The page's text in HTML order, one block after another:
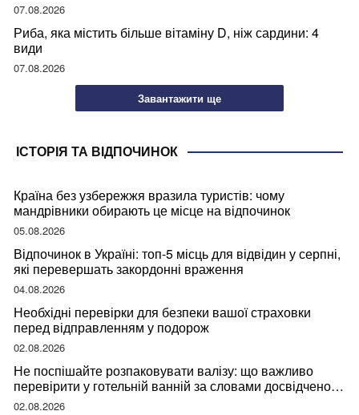
07.08.2026
Риба, яка містить більше вітаміну D, ніж сардини: 4
види
07.08.2026
Завантажити ще
ІСТОРІЯ ТА ВІДПОЧИНОК
Країна без узбережжя вразила туристів: чому
мандрівники обирають це місце на відпочинок
05.08.2026
Відпочинок в Україні: топ-5 місць для відвідин у серпні,
які перевершать закордонні враження
04.08.2026
Необхідні перевірки для безпеки вашої страховки
перед відправленням у подорож
02.08.2026
Не поспішайте розпаковувати валізу: що важливо
перевірити у готельній ванній за словами досвідченої
мандрівниці
02.08.2026